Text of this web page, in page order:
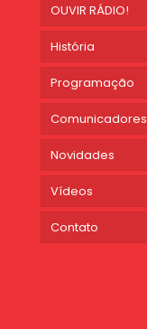
OUVIR RÁDIO!
História
Programação
Comunicadores
Novidades
Vídeos
Contato